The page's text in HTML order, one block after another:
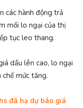
các hành động trả
mối lo ngại của thị
tục leo thang.
dầu lên cao, lo ngại
mức tăng.
đã hạ dự báo giá